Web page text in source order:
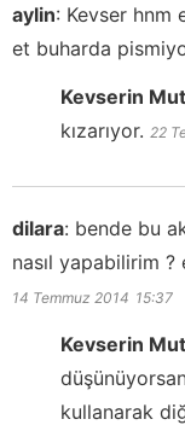
aylin: Kevser hnm
et buharda
Kevserin
kızarıyor. 22
dilara: bende bu
nasıl yapabilirim
14 Temmuz 2014 15:37
Kevserin
kullanarak